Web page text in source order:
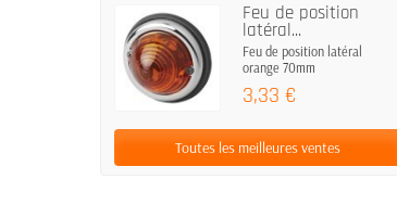
Feu de position
latéral...
Feu de position latéral
orange 70mm
3,33 €
Toutes les meilleures ventes